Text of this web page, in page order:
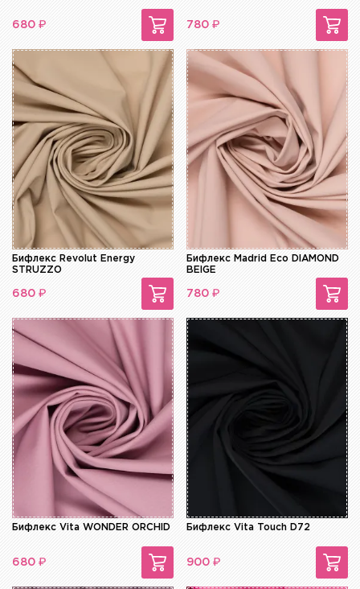
680 ₽ 780 ₽
Бифлекс Revolut Energy
STRUZZO
680 ₽
Бифлекс Madrid Eco DIAMOND
BEIGE
780 ₽
Бифлекс Vita WONDER ORCHID
680 ₽
Бифлекс Vita Touch D72
900 ₽